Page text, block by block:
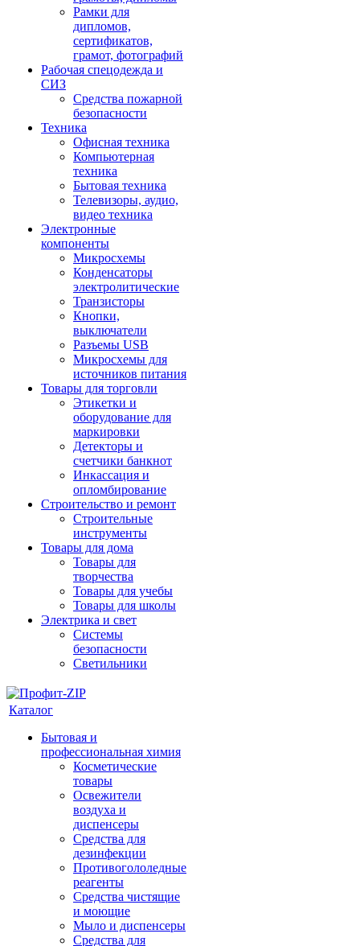
Рамки для
дипломов,
сертификатов,
грамот, фотографий
Рабочая спецодежда и
СИЗ
Средства пожарной
безопасности
Техника
Офисная техника
Компьютерная
техника
Бытовая техника
Телевизоры, аудио,
видео техника
Электронные
компоненты
Микросхемы
Конденсаторы
электролитические
Транзисторы
Кнопки,
выключатели
Разъемы USB
Микросхемы для
источников питания
Товары для торговли
Этикетки и
оборудование для
маркировки
Детекторы и
счетчики банкнот
Инкассация и
опломбирование
Строительство и ремонт
Строительные
инструменты
Товары для дома
Товары для
творчества
Товары для учебы
Товары для школы
Электрика и свет
Системы
безопасности
Светильники
Каталог
Бытовая и
профессиональная химия
Косметические
товары
Освежители
воздуха и
диспенсеры
Средства для
дезинфекции
Противогололедные
реагенты
Средства чистящие
и моющие
Мыло и диспенсеры
Средства для